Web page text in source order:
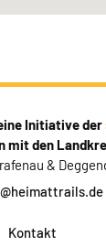
Initiative der
mit den
&
Kontakt